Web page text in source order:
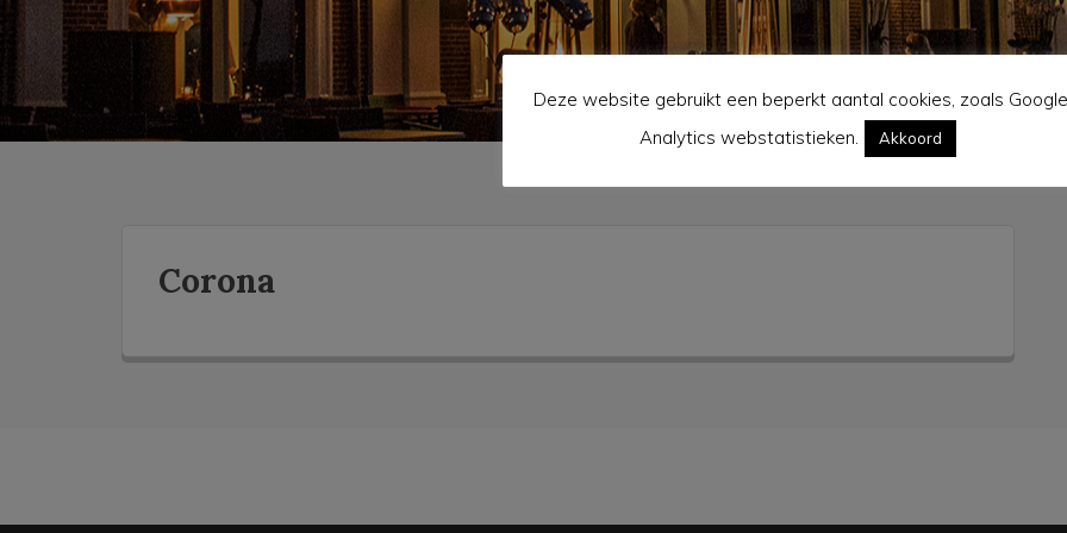
Corona
Deze website gebruikt een beperkt aantal cookies, zoals Google
Analytics webstatistieken.
Akkoord